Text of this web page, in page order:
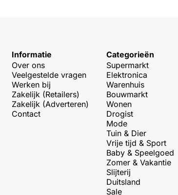
Informatie
Over ons
Veelgestelde vragen
Werken bij
Zakelijk (Retailers)
Zakelijk (Adverteren)
Contact
Categorieën
Supermarkt
Elektronica
Warenhuis
Bouwmarkt
Wonen
Drogist
Mode
Tuin & Dier
Vrije tijd & Sport
Baby & Speelgoed
Zomer & Vakantie
Slijterij
Duitsland
Sale